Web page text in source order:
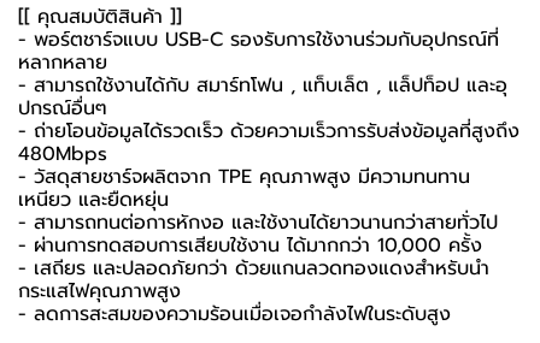
[[ คุณสมบัติสินค้า ]]
- พอร์ตชาร์จแบบ USB-C รองรับการใช้งานร่วมกับอุปกรณ์ที่
หลากหลาย
- สามารถใช้งานได้กับ สมาร์ทโฟน , แท็บเล็ต , แล็ปท็อป และอุ
ปกรณ์อื่นๆ
- ถ่ายโอนข้อมูลได้รวดเร็ว ด้วยความเร็วการรับส่งข้อมูลที่สูงถึง
480Mbps
- วัสดุสายชาร์จผลิตจาก TPE คุณภาพสูง มีความทนทาน
เหนียว และยืดหยุ่น
- สามารถทนต่อการหักงอ และใช้งานได้ยาวนานกว่าสายทั่วไป
- ผ่านการทดสอบการเสียบใช้งาน ได้มากกว่า 10,000 ครั้ง
- เสถียร และปลอดภัยกว่า ด้วยแกนลวดทองแดงสำหรับนำ
กระแสไฟคุณภาพสูง
- ลดการสะสมของความร้อนเมื่อเจอกำลังไฟในระดับสูง